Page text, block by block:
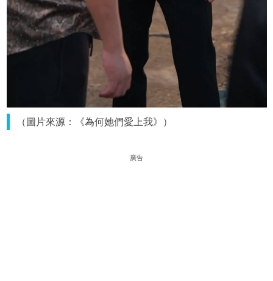
（圖片來源：《為何她們愛上我》）
廣告